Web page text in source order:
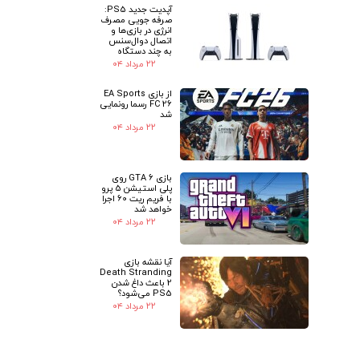
آپدیت جدید PS5:
صرفه جویی مصرف
انرژی در بازی‌ها و
اتصال دوال‌سنس
به چند دستگاه
۲۲ مرداد ۰۴
از بازی EA Sports
FC 26 رسما رونمایی
شد
۲۲ مرداد ۰۴
بازی GTA 6 روی
پلی استیشن 5 پرو
با فریم ریت 60 اجرا
خواهد شد
۲۲ مرداد ۰۴
آیا نقشه بازی
Death Stranding
2 باعث داغ شدن
PS5 می‌شود؟
۲۲ مرداد ۰۴